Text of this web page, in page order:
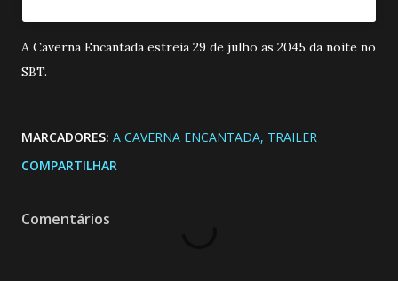
A Caverna Encantada estreia 29 de julho as 2045 da noite no
SBT.
MARCADORES: A CAVERNA ENCANTADA TRAILER
COMPARTILHAR
Comentários